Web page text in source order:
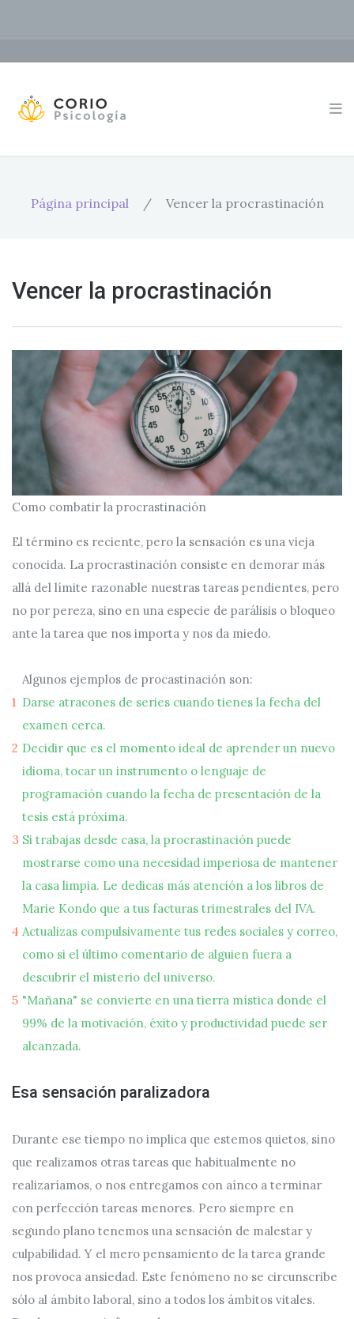
Página principal / Vencer la procrastinación
Vencer la procrastinación
Como combatir la procrastinación
El término es reciente, pero la sensación es una vieja
conocida. La procrastinación consiste en demorar más
allá del límite razonable nuestras tareas pendientes, pero
no por pereza, sino en una especie de parálisis o bloqueo
ante la tarea que nos importa y nos da miedo.
Algunos ejemplos de procastinación son:
Darse atracones de series cuando tienes la fecha del
examen cerca.
Decidir que es el momento ideal de aprender un nuevo
idioma, tocar un instrumento o lenguaje de
programación cuando la fecha de presentación de la
tesis está próxima.
Si trabajas desde casa, la procrastinación puede
mostrarse como una necesidad imperiosa de mantener
la casa limpia. Le dedicas más atención a los libros de
Marie Kondo que a tus facturas trimestrales del IVA.
Actualizas compulsivamente tus redes sociales y correo,
como si el último comentario de alguien fuera a
descubrir el misterio del universo.
"Mañana" se convierte en una tierra mística donde el
99% de la motivación, éxito y productividad puede ser
alcanzada.
Esa sensación paralizadora
Durante ese tiempo no implica que estemos quietos, sino
que realizamos otras tareas que habitualmente no
realizaríamos, o nos entregamos con aínco a terminar
con perfección tareas menores. Pero siempre en
segundo plano tenemos una sensación de malestar y
culpabilidad. Y el mero pensamiento de la tarea grande
nos provoca ansiedad. Este fenómeno no se circunscribe
sólo al ámbito laboral, sino a todos los ámbitos vitales.